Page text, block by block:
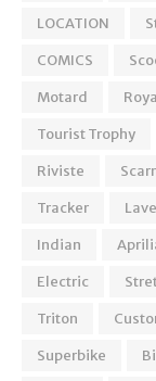
LOCATION
COMICS
Motard
Tourist Trophy
Riviste
Tracker
Indian
Electric
Triton
Superbike